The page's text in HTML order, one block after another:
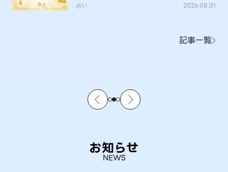
占い 2026.08.01
記事一覧
お知らせ
NEWS